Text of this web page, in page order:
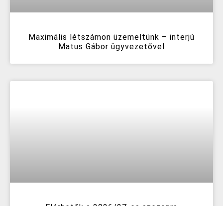
Maximális létszámon üzemeltünk – interjú
Matus Gábor ügyvezetővel